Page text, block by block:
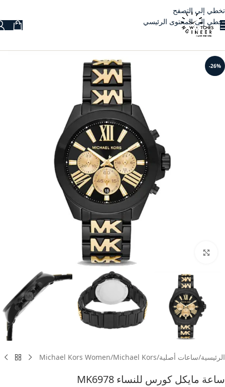
تخطي إلى التصفح
تخطي إلى المحتوى الرئيسي
-26%
الرئيسية/ساعات أصلية/
Michael Kors
/
Michael Kors Women
ساعة مايكل كورس للنساء MK6978